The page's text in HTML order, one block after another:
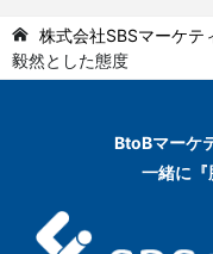
株式会社SBSマーケテ
毅然とした態度
BtoBマーケ
一緒に『